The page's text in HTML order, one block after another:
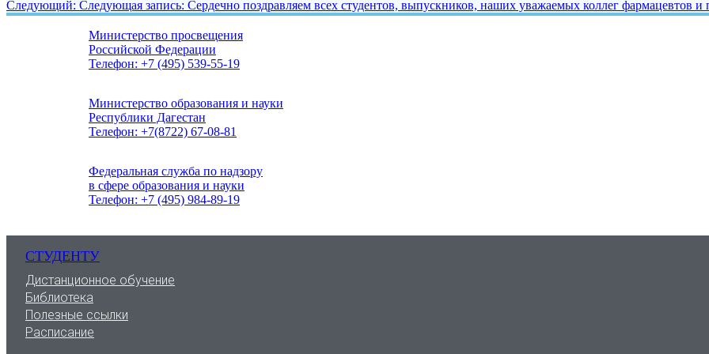
Следующий: Следующая запись: Сердечно поздравляем всех студентов, выпускников, наших уважаемых коллег фармацевтов
Министерство просвещения
Российской Федерации
Телефон: +7 (495) 539-55-19
Министерство образования и науки
Республики Дагестан
Телефон: +7(8722) 67-08-81
Федеральная служба по надзору
в сфере образования и науки
Телефон: +7 (495) 984-89-19
СТУДЕНТУ
Дистанционное обучение
Библиотека
Полезные ссылки
Расписание